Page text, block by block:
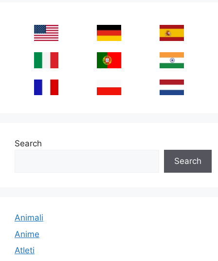
Search
Search
Animali
Anime
Atleti